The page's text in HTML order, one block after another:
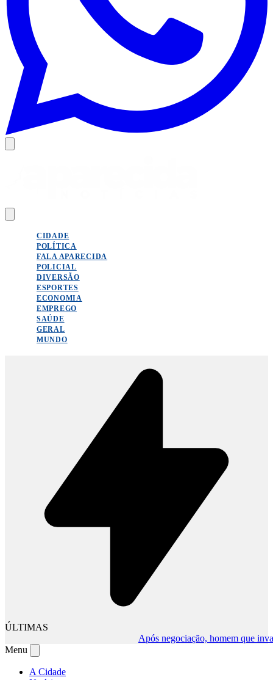
CIDADE
POLÍTICA
FALA APARECIDA
POLICIAL
DIVERSÃO
ESPORTES
ECONOMIA
EMPREGO
SAÚDE
GERAL
MUNDO
ÚLTIMAS
Após negociação, homem que
Menu
A Cidade